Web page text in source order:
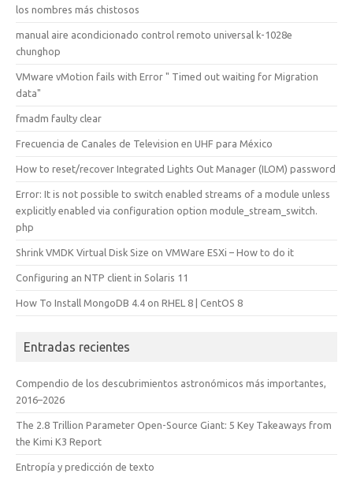
los nombres más chistosos
manual aire acondicionado control remoto universal k-1028e
chunghop
VMware vMotion fails with Error " Timed out waiting for Migration
data"
fmadm faulty clear
Frecuencia de Canales de Television en UHF para México
How to reset/recover Integrated Lights Out Manager (ILOM) password
Error: It is not possible to switch enabled streams of a module unless
explicitly enabled via configuration option module_stream_switch.
php
Shrink VMDK Virtual Disk Size on VMWare ESXi – How to do it
Configuring an NTP client in Solaris 11
How To Install MongoDB 4.4 on RHEL 8 | CentOS 8
Entradas recientes
Compendio de los descubrimientos astronómicos más importantes,
2016–2026
The 2.8 Trillion Parameter Open-Source Giant: 5 Key Takeaways from
the Kimi K3 Report
Entropía y predicción de texto